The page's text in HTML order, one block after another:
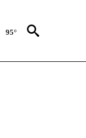
95°